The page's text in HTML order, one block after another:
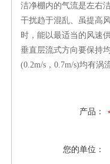
洁净棚内的气流是左右
干扰趋于混乱、虽提高
时，能以最适当的风速
垂直层流式方向要保持
(0.2m/s，0.7m/s)均有涡
产品：
您的单位：